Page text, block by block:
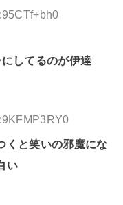
してるのが伊達
くと笑いの邪魔にな
い